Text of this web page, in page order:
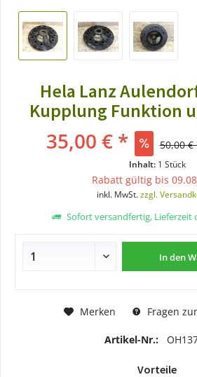
Hela Lanz
Kupplung Funktion
35,00 € * 50,00 €
Inhalt: 1 Stück
Rabatt gültig bis
inkl. MwSt.zzgl.
Sofort versandfertig, Lieferzeit
In den
Merken Fragen
Artikel-Nr.:
Vorteile